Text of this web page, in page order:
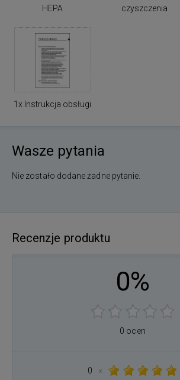
HEPA
czyszczenia
1x Instrukcja obsługi
Wasze pytania
Nie zostało dodane żadne pytanie.
Recenzje produktu
0%
0 ocen
0
×